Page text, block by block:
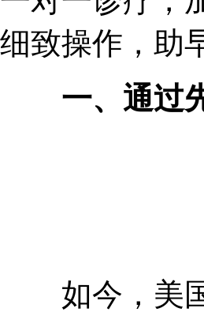
细致操作，助
一、通过
如今，美国